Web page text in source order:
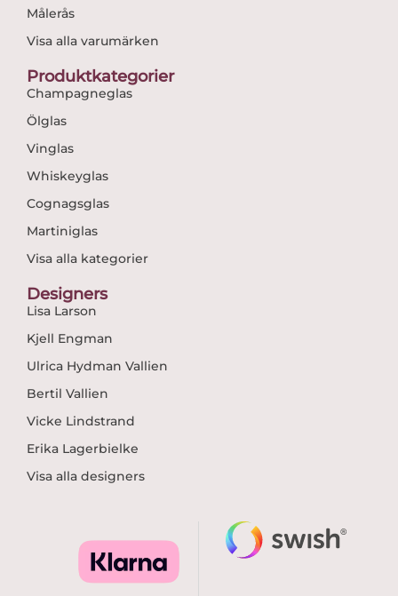
Målerås
Visa alla varumärken
Produktkategorier
Champagneglas
Ölglas
Vinglas
Whiskeyglas
Cognagsglas
Martiniglas
Visa alla kategorier
Designers
Lisa Larson
Kjell Engman
Ulrica Hydman Vallien
Bertil Vallien
Vicke Lindstrand
Erika Lagerbielke
Visa alla designers